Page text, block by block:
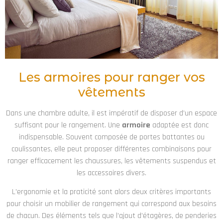
Les armoires pour ranger vos
vêtements
Dans une chambre adulte, il est impératif de disposer d’un espace
suffisant pour le rangement. Une armoire adaptée est donc
indispensable. Souvent composée de portes battantes ou
coulissantes, elle peut proposer différentes combinaisons pour
ranger efficacement les chaussures, les vêtements suspendus et
les accessoires divers.
L’ergonomie et la praticité sont alors deux critères importants
pour choisir un mobilier de rangement qui correspond aux besoins
de chacun. Des éléments tels que l’ajout d’étagères, de penderies